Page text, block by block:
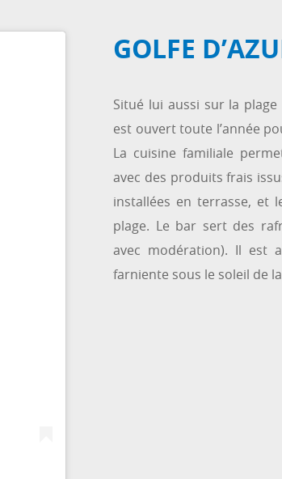
GOLFE
Situé lui aussi sur la
est ouvert toute l’année
La cuisine familiale
avec des produits frais
installées en terrasse, et
plage. Le bar sert des
avec modération). Il est
farniente sous le soleil de la